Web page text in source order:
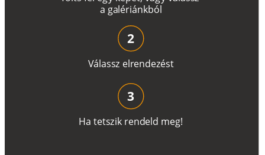
a galériánkból
Válassz elrendezést
2
Ha tetszik rendeld meg!
3